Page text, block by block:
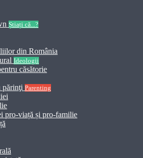
Știați că...?
din România
Ideologii
căsătorie
părinţi Parenting
pro-viață și pro-familie